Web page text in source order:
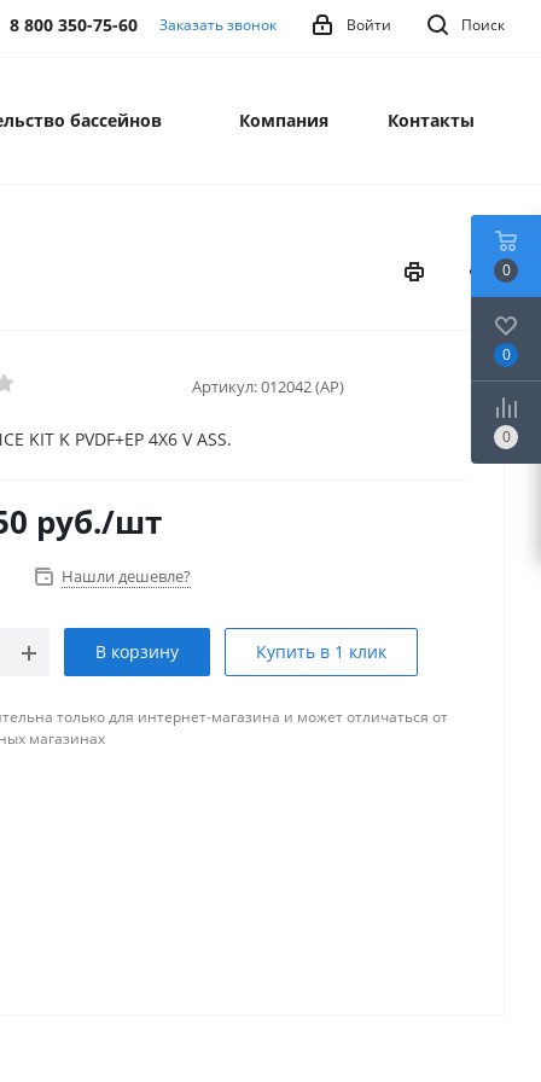
Поиск
Войти
8 800 350-75-60 Заказать звонок
бассейнов Компания Контакты
Артикул:012042 (AP)
KIT K PVDF+EP 4X6 V ASS.
руб./шт
Нашли дешевле?
В корзину Купить в 1 клик
только для интернет-магазина и может отличаться от
магазинах
0
0
0